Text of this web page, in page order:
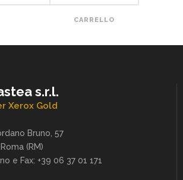
CARRELLO
s.r.l.
Xerox Gold
Bruno, 57
(RM)
e Fax: +39 06 37 01 171